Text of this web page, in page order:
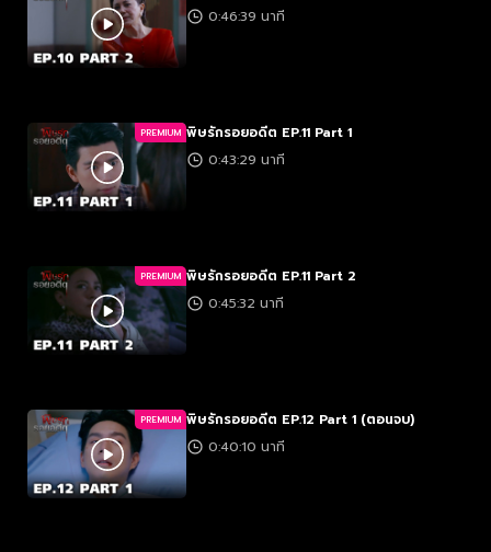
0:46:39 นาที
PREMIUM พิษรักรอยอดีต EP.11 Part 1
0:43:29 นาที
PREMIUM พิษรักรอยอดีต EP.11 Part 2
0:45:32 นาที
PREMIUM พิษรักรอยอดีต EP.12 Part 1 (ตอนจบ)
0:40:10 นาที